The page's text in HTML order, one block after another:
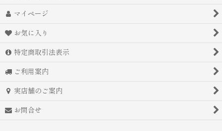
マイページ
お気に入り
特定商取引法表示
ご利用案内
実店舗のご案内
お問合せ